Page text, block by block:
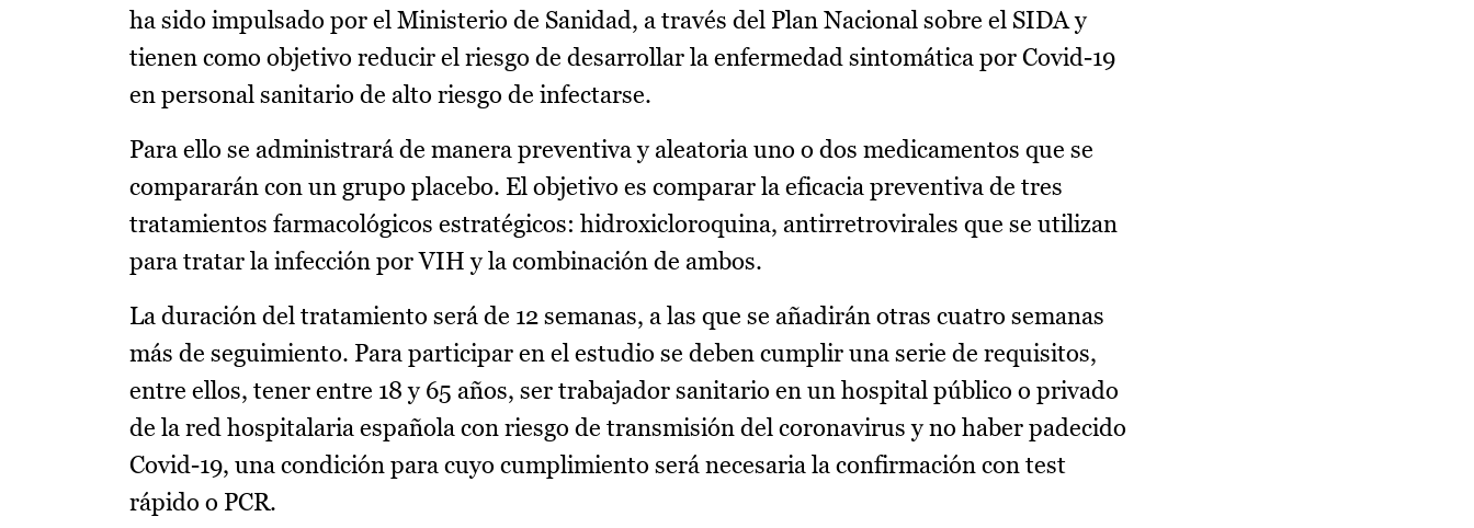
ha sido impulsado por el Ministerio de Sanidad, a través del Plan Nacional sobre el SIDA y
tienen como objetivo reducir el riesgo de desarrollar la enfermedad sintomática por Covid-19
en personal sanitario de alto riesgo de infectarse.
Para ello se administrará de manera preventiva y aleatoria uno o dos medicamentos que se
compararán con un grupo placebo. El objetivo es comparar la eficacia preventiva de tres
tratamientos farmacológicos estratégicos: hidroxicloroquina, antirretrovirales que se utilizan
para tratar la infección por VIH y la combinación de ambos.
La duración del tratamiento será de 12 semanas, a las que se añadirán otras cuatro semanas
más de seguimiento. Para participar en el estudio se deben cumplir una serie de requisitos,
entre ellos, tener entre 18 y 65 años, ser trabajador sanitario en un hospital público o privado
de la red hospitalaria española con riesgo de transmisión del coronavirus y no haber padecido
Covid-19, una condición para cuyo cumplimiento será necesaria la confirmación con test
rápido o PCR.